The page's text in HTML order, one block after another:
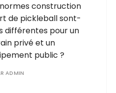
normes construction
de pickleball sont-
différentes pour un
privé et un
public ?
ADMIN